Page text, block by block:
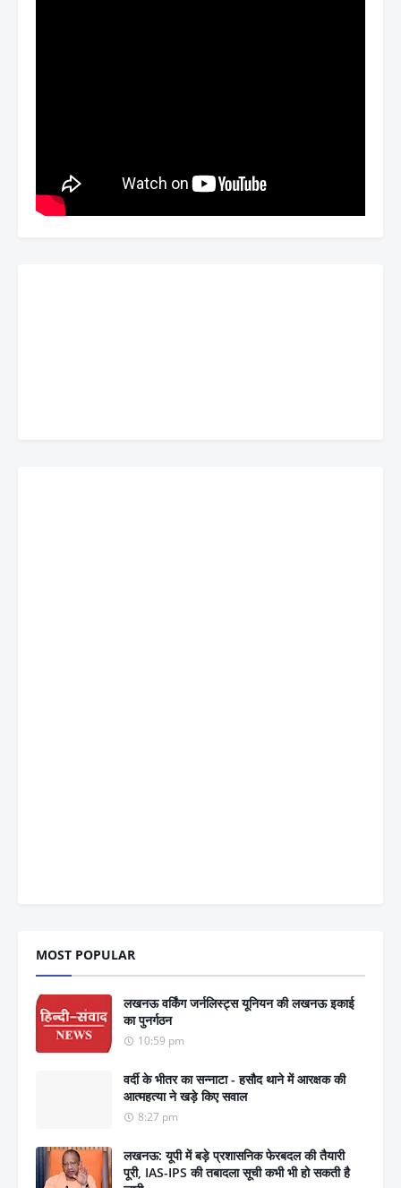
MOST POPULAR
लखनऊ वर्किंग जर्नलिस्ट्स यूनियन की लखनऊ इकाई
का पुनर्गठन
10:59 pm
वर्दी के भीतर का सन्नाटा - हसौद थाने में आरक्षक की
आत्महत्या ने खड़े किए सवाल
8:27 pm
लखनऊ: यूपी में बड़े प्रशासनिक फेरबदल की तैयारी
पूरी, IAS-IPS की तबादला सूची कभी भी हो सकती है